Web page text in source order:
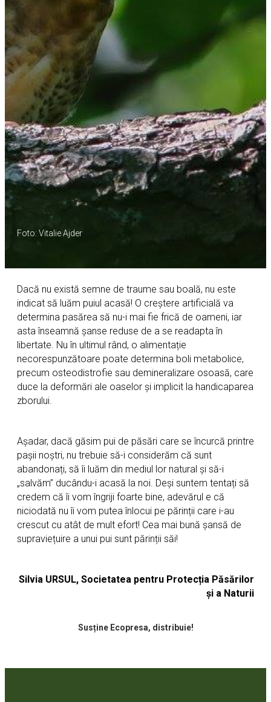
Foto: Vitalie Ajder
Dacă nu există semne de traume sau boală, nu este
indicat să luăm puiul acasă! O creștere artificială va
determina pasărea să nu-i mai fie frică de oameni, iar
asta înseamnă șanse reduse de a se readapta în
libertate. Nu în ultimul rând, o alimentație
necorespunzătoare poate determina boli metabolice,
precum osteodistrofie sau demineralizare osoasă, care
duce la deformări ale oaselor și implicit la handicaparea
zborului.
Așadar, dacă găsim pui de păsări care se încurcă printre
pașii noștri, nu trebuie să-i considerăm că sunt
abandonați, să îi luăm din mediul lor natural și să-i
„salvăm” ducându-i acasă la noi. Deși suntem tentați să
credem că îi vom îngriji foarte bine, adevărul e că
niciodată nu îi vom putea înlocui pe părinții care i-au
crescut cu atât de mult efort! Cea mai bună șansă de
supraviețuire a unui pui sunt părinții săi!
Silvia URSUL, Societatea pentru Protecția Păsărilor
și a Naturii
Susține Ecopresa, distribuie!